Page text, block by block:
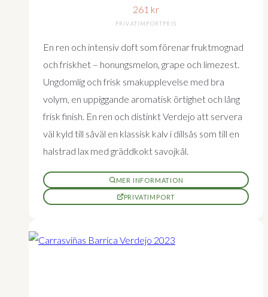
261 kr
PRIVATIMPORTPRIS
En ren och intensiv doft som förenar fruktmognad
och friskhet – honungsmelon, grape och limezest.
Ungdomlig och frisk smakupplevelse med bra
volym, en uppiggande aromatisk örtighet och lång
frisk finish. En ren och distinkt Verdejo att servera
väl kyld till såväl en klassisk kalv i dillsås som till en
halstrad lax med gräddkokt savojkål.
MER INFORMATION
PRIVATIMPORT